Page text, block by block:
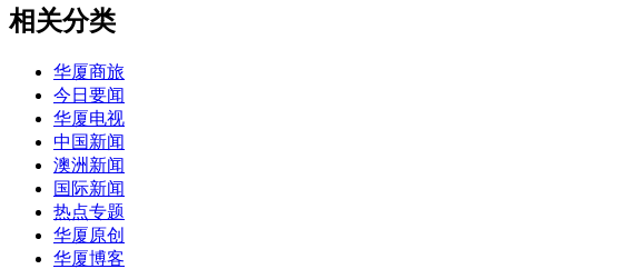
相关分类
华厦商旅
今日要闻
华厦电视
中国新闻
澳洲新闻
国际新闻
热点专题
华厦原创
华厦博客